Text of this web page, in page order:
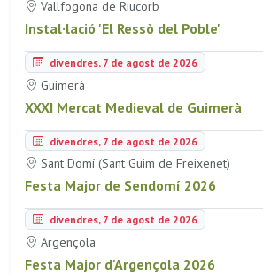
Vallfogona de Riucorb
Instal·lació 'El Ressò del Poble'
divendres, 7 de agost de 2026
Guimerà
XXXI Mercat Medieval de Guimerà
divendres, 7 de agost de 2026
Sant Domí (Sant Guim de Freixenet)
Festa Major de Sendomí 2026
divendres, 7 de agost de 2026
Argençola
Festa Major d'Argençola 2026